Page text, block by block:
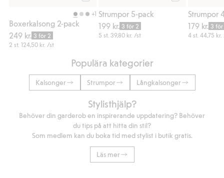
+1
Boxerkalsong 2-pack
249 kr. 3 för 2
2 st. 124,50 kr. /st
Strumpor 5-pack
199 kr. 3 för 2
5 st. 39,80 kr. /st
Strumpor
179 kr. 3
4 st.44,75 kr.
Populära kategorier
Kalsonger Strumpor Långkalsonger
Stylisthjälp?
Behöver din garderob en inspirerande uppdatering? Behöver
du tips på att hitta din stil?
Som medlem kan du boka tid med stylist i butik gratis.
Läs mer